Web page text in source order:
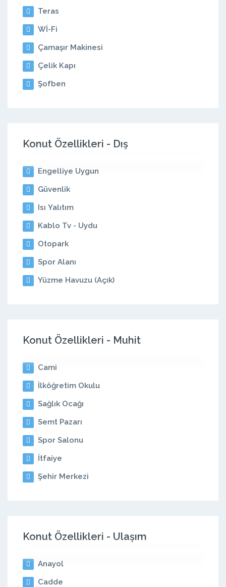
Teras
Wİ-Fi
Çamaşır Makinesi
Çelik Kapı
Şofben
Konut Özellikleri - Dış
Engelliye Uygun
Güvenlik
Isı Yalıtım
Kablo Tv - Uydu
Otopark
Spor Alanı
Yüzme Havuzu (Açık)
Konut Özellikleri - Muhit
Cami
İlköğretim Okulu
Sağlık Ocağı
Semt Pazarı
Spor Salonu
İtfaiye
Şehir Merkezi
Konut Özellikleri - Ulaşım
Anayol
Cadde